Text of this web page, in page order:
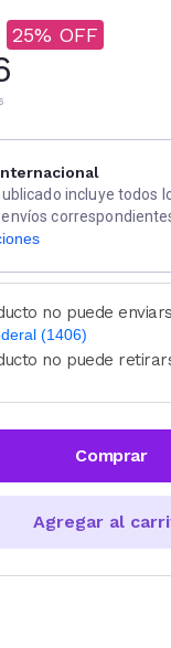
25
incluye todos
no puede
(1406)
postal (sólo
no puede
Comprar
Agregar al